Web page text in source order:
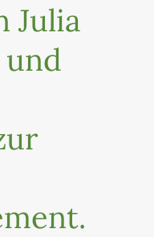
Julia